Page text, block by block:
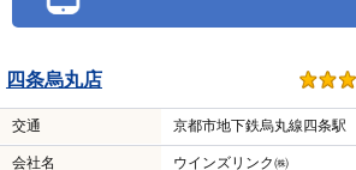
四条烏丸店
交通 京都市地下鉄烏丸線四条
会社名 ウインズリンク㈱